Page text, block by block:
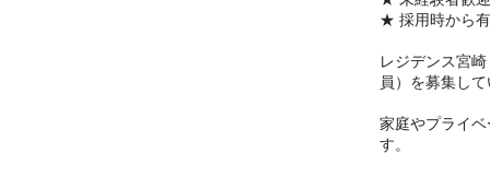
★ 採用時から
レジデンス宮
員）を募集し
家庭やプライ
す。